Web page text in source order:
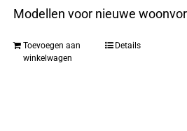
Modellen voor nieuwe
Toevoegen aan
winkelwagen
Details